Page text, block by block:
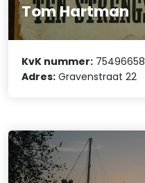
Tom Hartman
KvK nummer: 75496658
Adres: Gravenstraat 22